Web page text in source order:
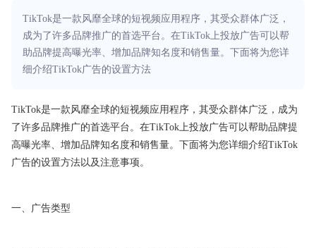
TikTok是一款风靡全球的短视频应用程序，其受众群体广泛，
成为了许多品牌推广的首选平台。在TikTok上投放广告可以帮
助品牌提高曝光率、增加品牌知名度和销售量。下面将为您详
细介绍TikTok广告的设置方法
TikTok是一款风靡全球的短视频应用程序，其受众群体广泛，成为
了许多品牌推广的首选平台。在TikTok上投放广告可以帮助品牌提
高曝光率、增加品牌知名度和销售量。下面将为您详细介绍TikTok
广告的设置方法以及注意事项。
一、广告类型